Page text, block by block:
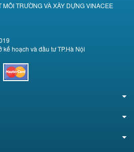
TRƯỜNG VÀ XÂY DỰNG VINACEE
hoạch và đầu tư TP.Hà Nội